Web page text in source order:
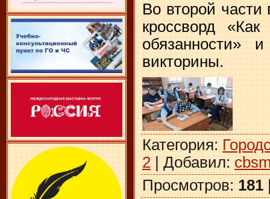
Во второй части
кроссворд
обязанности»
викторины.
Категория:
2 | Добавил:
Просмотров: 181